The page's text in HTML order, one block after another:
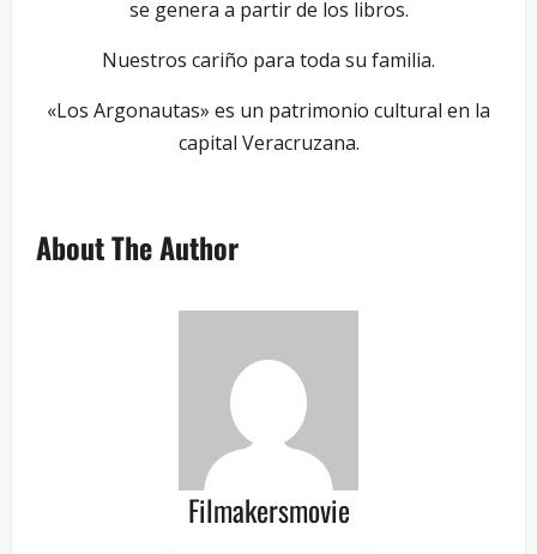
se genera a partir de los libros.
Nuestros cariño para toda su familia.
«Los Argonautas» es un patrimonio cultural en la
capital Veracruzana.
About The Author
Filmakersmovie